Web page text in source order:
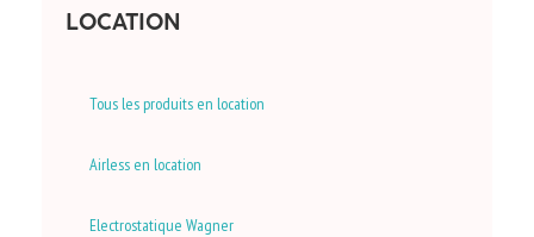
LOCATION
Tous les produits en location
Airless en location
Electrostatique Wagner